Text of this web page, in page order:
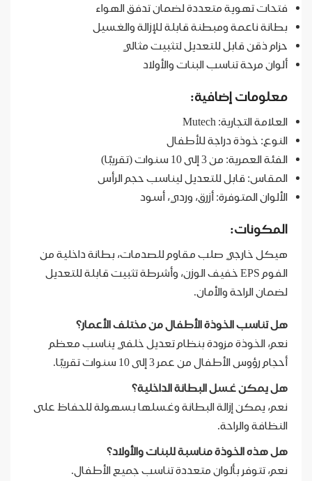
فتحات تهوية متعددة لضمان تدفق الهواء
بطانة ناعمة ومبطنة قابلة للإزالة والغسيل
حزام ذقن قابل للتعديل لتثبيت مثالي
ألوان مرحة تناسب البنات والأولاد
معلومات إضافية:
العلامة التجارية: Mutech
النوع: خوذة دراجة للأطفال
الفئة العمرية: من 3 إلى 10 سنوات (تقريبًا)
المقاس: قابل للتعديل ليناسب حجم الرأس
الألوان المتوفرة: أزرق، وردي، أسود
المكونات:
هيكل خارجي صلب مقاوم للصدمات، بطانة داخلية من
الفوم EPS خفيف الوزن، وأشرطة تثبيت قابلة للتعديل
لضمان الراحة والأمان.
هل تناسب الخوذة الأطفال من مختلف الأعمار؟
نعم، الخوذة مزودة بنظام تعديل خلفي يناسب معظم
أحجام رؤوس الأطفال من عمر 3 إلى 10 سنوات تقريبًا.
هل يمكن غسل البطانة الداخلية؟
نعم، يمكن إزالة البطانة وغسلها بسهولة للحفاظ على
النظافة والراحة.
هل هذه الخوذة مناسبة للبنات والأولاد؟
نعم، تتوفر بألوان متعددة تناسب جميع الأطفال.